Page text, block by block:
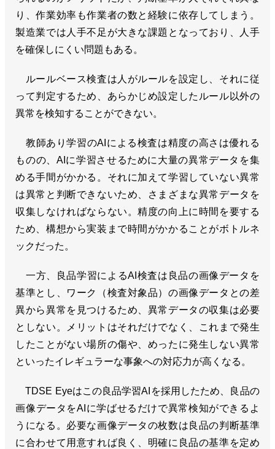
り、作業効率も作業者の数と経験に依存してしまう。
製造業では人手不足が大きな課題となっており、人手
を確保しにくい問題もある。
ルールベース検査は人がルールを設定し、それに従
って判定するため、あらかじめ設定したルール以外の
異常を検知することができない。
教師あり学習のAIによる検査は精度の高さは優れる
ものの、AIに学習させるために大量の異常データを集
める手間がかかる。それに加えて学習していない異常
は異常と判断できないため、さまざまな異常データを
収集しなければならない。精度の向上に時間を要する
ため、構想から実装まで時間がかかることがボトルネ
ックだった。
一方、良品学習によるAI検査は良品の画像データを
基準とし、ワーク（検査対象品）の画像データとの差
異から異常を見つけるため、異常データの収集は必要
としない。メリットはそれだけでなく、これまで発生
したことがない場所の傷や、めったに発生しない異常
といったイレギュラーな事象への対応力が高くなる。
TDSE Eyeはこの良品学習AIを採用したため、良品の
画像データをAIに学ばせるだけで異常検知ができるよ
うになる。必要な画像データの枚数は良品の判断基準
に合わせて用意すれば良く、明確に良品の基準を定め